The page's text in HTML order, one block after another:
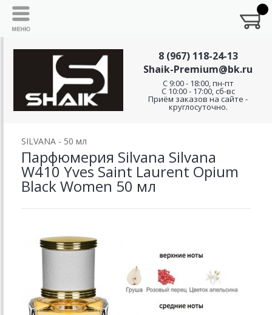
8 (967) 118-24-13
Shaik-Premium@bk.ru
C 9:00 - 18:00, пн-пт
С 10:00 - 17:00, сб-вс
Приём заказов на сайте -
круглосуточно.
SILVANA - 50 мл
Парфюмерия Silvana Silvana
W410 Yves Saint Laurent Opium
Black Women 50 мл